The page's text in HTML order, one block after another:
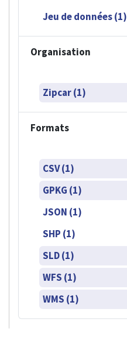
Jeu de données (1)
Organisation
Zipcar (1)
Formats
CSV (1)
GPKG (1)
JSON (1)
SHP (1)
SLD (1)
WFS (1)
WMS (1)